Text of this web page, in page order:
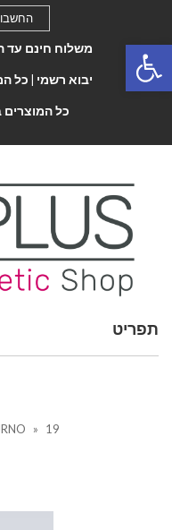
משלוח חינם עד
יבוא רשמי | כל
כל המוצרים
Toggle
תפריט
» 19